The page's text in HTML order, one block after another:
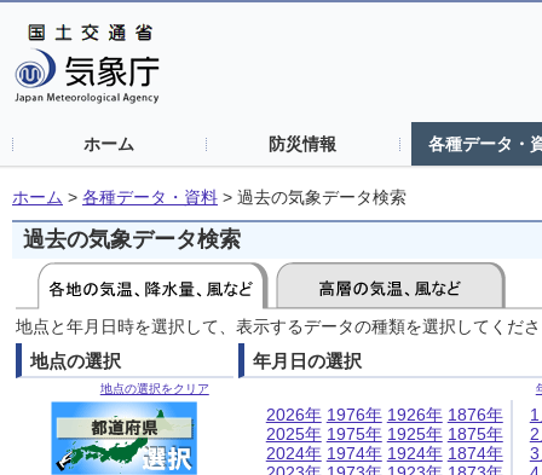
ホーム 防災情報 各種データ・
ホーム > 各種データ・資料 > 過去の気象データ検索
過去の気象データ検索
地点と年月日時を選択して、表示するデータの種類を選択してくだ
地点の選択
地点の選択をクリア
年月日の選択
2026年
2025年
2024年
1976年
1975年
1974年
1926年
1925年
1924年
1876年
1875年
1874年